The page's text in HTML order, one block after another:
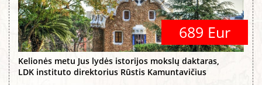
689 Eur
Kelionės metu Jus lydės istorijos mokslų daktaras,
LDK instituto direktorius Rūstis Kamuntavičius